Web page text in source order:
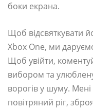
боки екрана.
Щоб відсвяткувати
Xbox One, ми
Щоб увійти,
вибором та
ворогів у шуму.
повітряний ріг,